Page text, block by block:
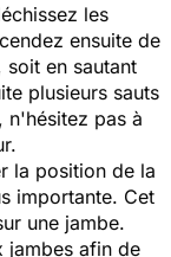
les
ensuite de
en sautant
plusieurs sauts
n'hésitez pas à
la position de la
importante. Cet
une jambe.
jambes afin de